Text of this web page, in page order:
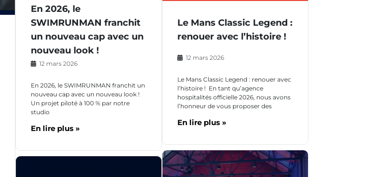
En 2026, le
SWIMRUNMAN franchit
un nouveau cap avec un
nouveau look !
12 mars 2026
En 2026, le SWIMRUNMAN franchit un
nouveau cap avec un nouveau look !
Un projet piloté à 100 % par notre
studio
En lire plus »
Le Mans Classic Legend :
renouer avec l’histoire !
12 mars 2026
Le Mans Classic Legend : renouer avec
l’histoire ! En tant qu’agence
hospitalités officielle 2026, nous avons
l’honneur de vous proposer des
En lire plus »